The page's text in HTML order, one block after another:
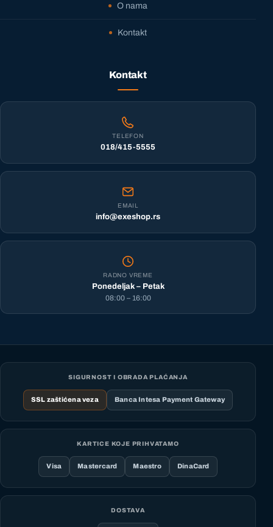
O nama
Kontakt
Kontakt
TELEFON
018/415-5555
EMAIL
info@exeshop.rs
RADNO VREME
Ponedeljak – Petak
08:00 – 16:00
SIGURNOST I OBRADA PLAĆANJA
SSL zaštićena veza Banca Intesa Payment Gateway
KARTICE KOJE PRIHVATAMO
Visa Mastercard Maestro DinaCard
DOSTAVA